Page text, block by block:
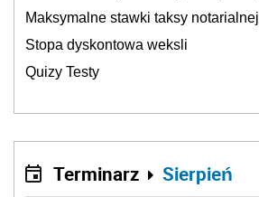
Maksymalne stawki taksy notarialnej
Stopa dyskontowa weksli
Quizy Testy
Terminarz Sierpień